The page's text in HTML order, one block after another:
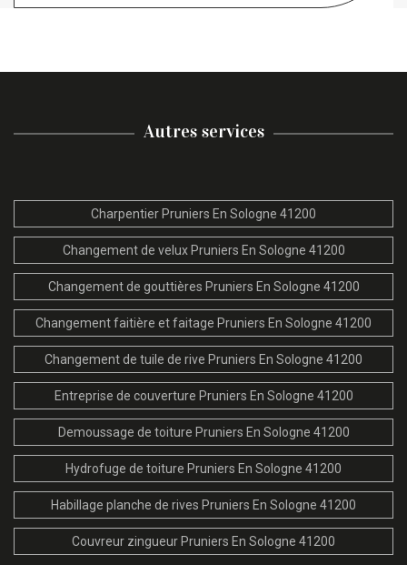
Autres services
Charpentier Pruniers En Sologne 41200
Changement de velux Pruniers En Sologne 41200
Changement de gouttières Pruniers En Sologne 41200
Changement faitière et faitage Pruniers En Sologne 41200
Changement de tuile de rive Pruniers En Sologne 41200
Entreprise de couverture Pruniers En Sologne 41200
Demoussage de toiture Pruniers En Sologne 41200
Hydrofuge de toiture Pruniers En Sologne 41200
Habillage planche de rives Pruniers En Sologne 41200
Couvreur zingueur Pruniers En Sologne 41200